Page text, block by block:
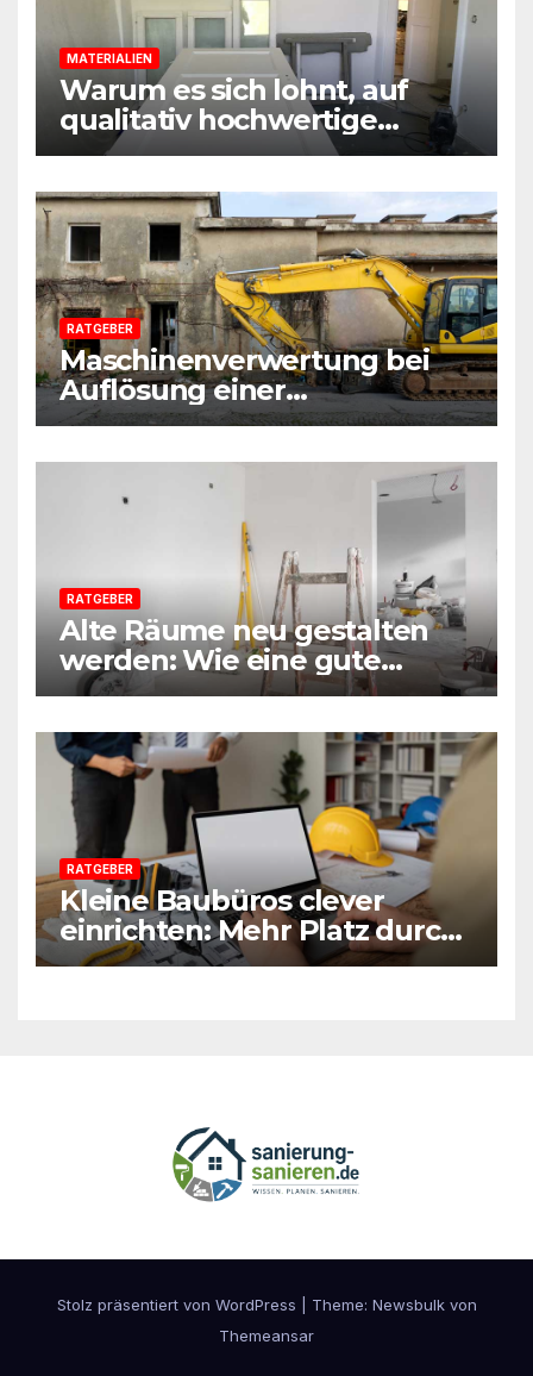
MATERIALIEN
Warum es sich lohnt, auf
qualitativ hochwertige
Baustoffe und Materialien
RATGEBER
Maschinenverwertung bei
Auflösung einer
Sanierungsfirma:
Beratersicht
RATGEBER
Alte Räume neu gestalten
werden: Wie eine gute
Vorbereitung jede Sanierung
RATGEBER
Kleine Baubüros clever
einrichten: Mehr Platz durch
smarte Möbel
Stolz präsentiert von WordPress Theme: Newsbulkvon
Themeansar